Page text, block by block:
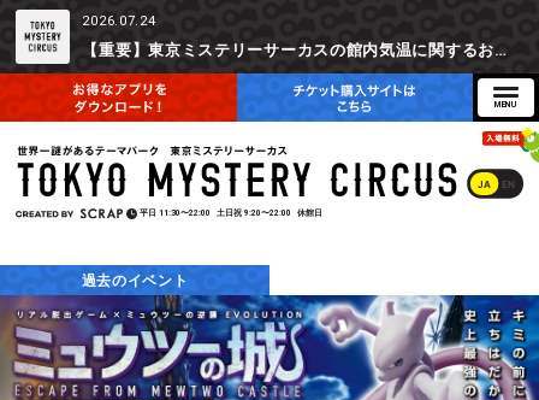
2026.07.24
【重要】東京ミステリーサーカスの館内気温に関するお詫びとご参加辞退時の返金対応について
JA EN
平日 11:30〜22:00 土日祝 9:20〜22:00 休館日
過去のイベント